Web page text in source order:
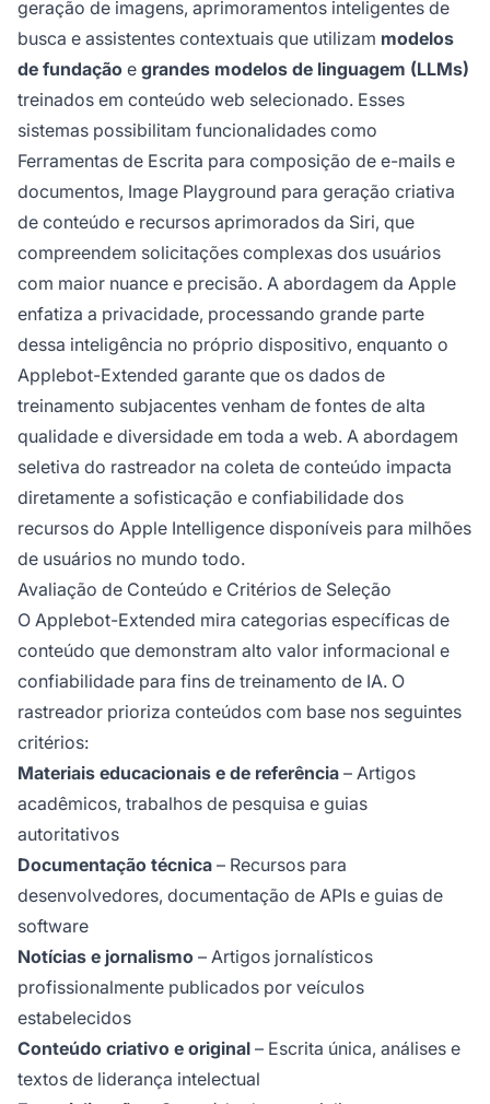
geração de imagens, aprimoramentos inteligentes de
busca e assistentes contextuais que utilizam modelos
de fundação e grandes modelos de linguagem (LLMs)
treinados em conteúdo web selecionado. Esses
sistemas possibilitam funcionalidades como
Ferramentas de Escrita para composição de e-mails e
documentos, Image Playground para geração criativa
de conteúdo e recursos aprimorados da Siri, que
compreendem solicitações complexas dos usuários
com maior nuance e precisão. A abordagem da Apple
enfatiza a privacidade, processando grande parte
dessa inteligência no próprio dispositivo, enquanto o
Applebot-Extended garante que os dados de
treinamento subjacentes venham de fontes de alta
qualidade e diversidade em toda a web. A abordagem
seletiva do rastreador na coleta de conteúdo impacta
diretamente a sofisticação e confiabilidade dos
recursos do Apple Intelligence disponíveis para milhões
de usuários no mundo todo.
Avaliação de Conteúdo e Critérios de Seleção
O Applebot-Extended mira categorias específicas de
conteúdo que demonstram alto valor informacional e
confiabilidade para fins de treinamento de IA. O
rastreador prioriza conteúdos com base nos seguintes
critérios:
Materiais educacionais e de referência – Artigos
acadêmicos, trabalhos de pesquisa e guias
autoritativos
Documentação técnica – Recursos para
desenvolvedores, documentação de APIs e guias de
software
Notícias e jornalismo – Artigos jornalísticos
profissionalmente publicados por veículos
estabelecidos
Conteúdo criativo e original – Escrita única, análises e
textos de liderança intelectual